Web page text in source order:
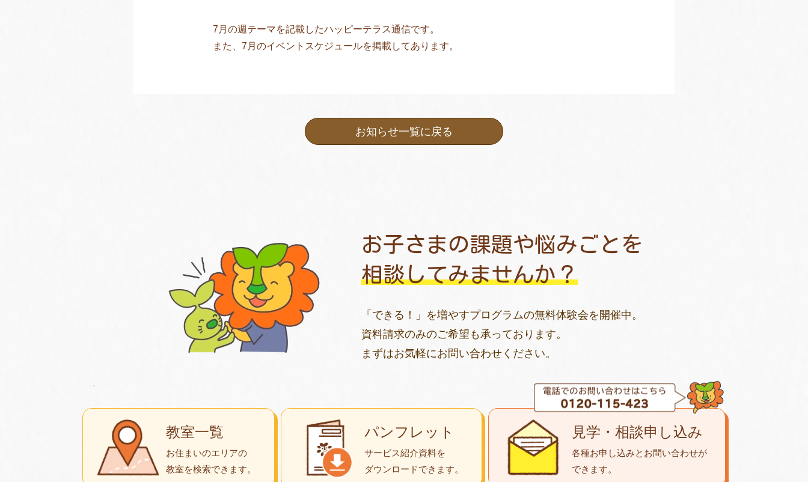
7月の週テーマを記載したハッピーテラス通信です。
また、7月のイベントスケジュールを掲載してあります。
お知らせ一覧に戻る
お子さまの課題や悩みごとを
相談してみませんか？
「できる！」を増やすプログラムの無料体験会を開催中。
資料請求のみのご希望も承っております。
まずはお気軽にお問い合わせください。
教室一覧
お住まいのエリアの
教室を検索できます。
パンフレット
サービス紹介資料を
ダウンロードできます。
見学・相談申し込み
各種お申し込みとお問い合わせが
できます。